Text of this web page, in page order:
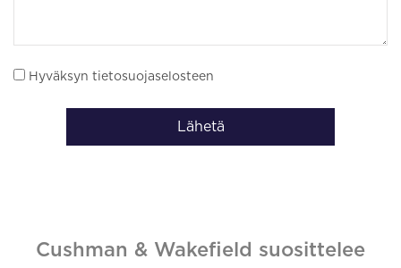
Hyväksyn tietosuojaselosteen
Lähetä
Cushman & Wakefield suosittelee